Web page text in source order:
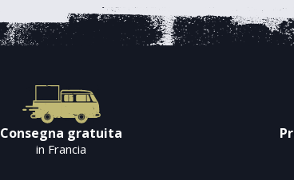
Consegna gratuita
in Francia